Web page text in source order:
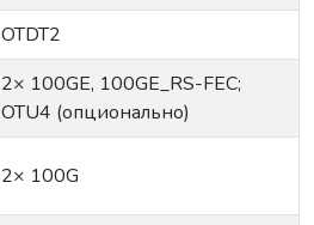
OTDT2
2× 100GE, 100GE_RS-FEC;
OTU4 (опционально)
2× 100G